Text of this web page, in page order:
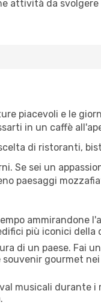
attività da
piacevoli e le
in un caffè
di ristoranti,
Se sei un
paesaggi
ammirandone
più iconici della
di un paese. Fai
gourmet
musicali durante i